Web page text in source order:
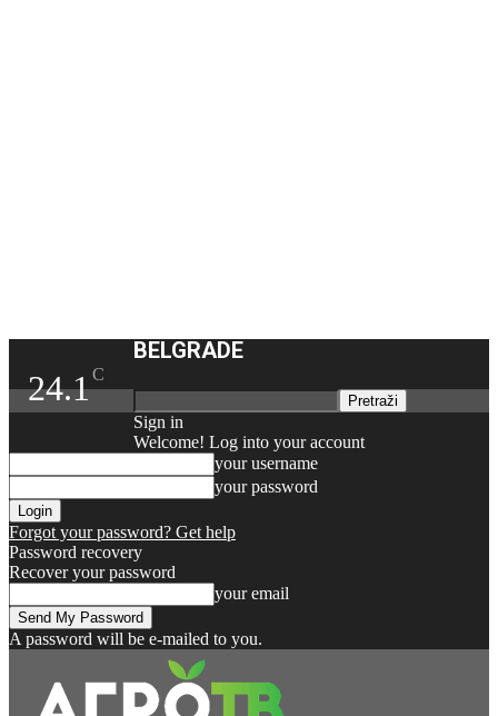
24.1C
BELGRADE
Sign in
Welcome! Log into your account
your username
your password
Forgot your password? Get help
Password recovery
Recover your password
your email
A password will be e-mailed to you.